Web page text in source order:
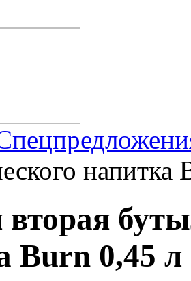
Burn 0,45